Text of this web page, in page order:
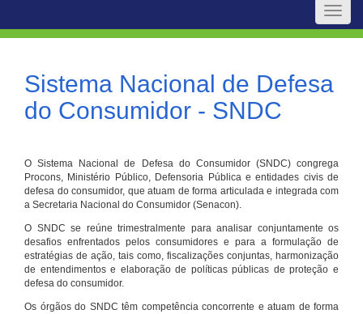
Toggle
Sistema Nacional de Defesa
do Consumidor - SNDC
O Sistema Nacional de Defesa do Consumidor (SNDC) congrega
Procons, Ministério Público, Defensoria Pública e entidades civis de
defesa do consumidor, que atuam de forma articulada e integrada com
a Secretaria Nacional do Consumidor (Senacon).
O SNDC se reúne trimestralmente para analisar conjuntamente os
desafios enfrentados pelos consumidores e para a formulação de
estratégias de ação, tais como, fiscalizações conjuntas, harmonização
de entendimentos e elaboração de políticas públicas de proteção e
defesa do consumidor.
Os órgãos do SNDC têm competência concorrente e atuam de forma